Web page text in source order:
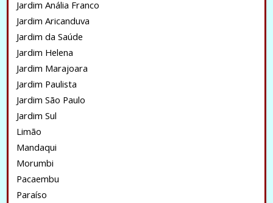
Jardim Anália Franco
Jardim Aricanduva
Jardim da Saúde
Jardim Helena
Jardim Marajoara
Jardim Paulista
Jardim São Paulo
Jardim Sul
Limão
Mandaqui
Morumbi
Pacaembu
Paraíso